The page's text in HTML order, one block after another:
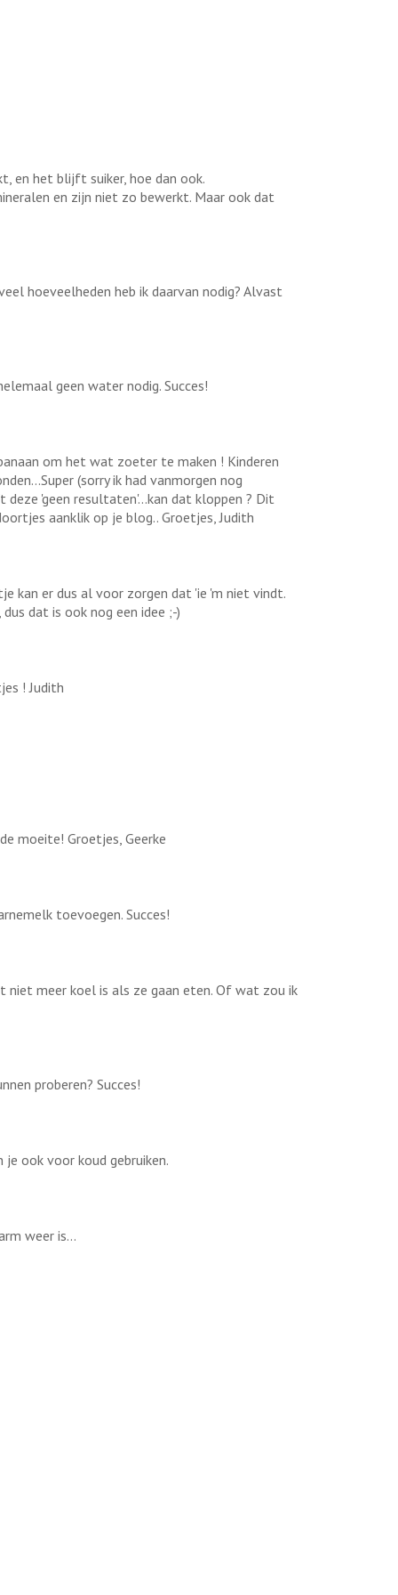
en het blijft suiker, hoe dan ook.
en zijn niet zo bewerkt. Maar ook dat
hoeveelheden heb ik daarvan nodig? Alvast
geen water nodig. Succes!
om het wat zoeter te maken ! Kinderen
(sorry ik had vanmorgen nog
'geen resultaten'...kan dat kloppen ? Dit
aanklik op je blog.. Groetjes, Judith
kan er dus al voor zorgen dat 'ie 'm niet vindt.
dat is ook nog een idee ;-)
! Judith
moeite! Groetjes, Geerke
toevoegen. Succes!
niet meer koel is als ze gaan eten. Of wat zou ik
proberen? Succes!
ook voor koud gebruiken.
weer is...